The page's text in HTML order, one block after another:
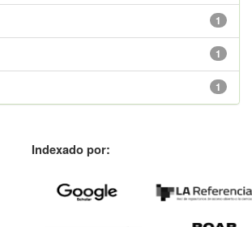
1
1
1
Indexado por: